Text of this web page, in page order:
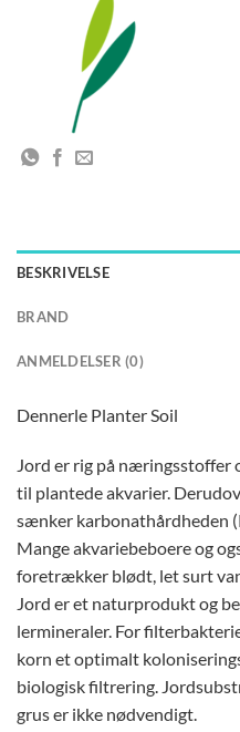
BESKRIVELSE
BRAND
ANMELDELSER (0)
Dennerle Planter Soil
Jord er rig på næringsstoffer
til plantede akvarier.
sænker karbonathårdheden
Mange akvariebeboere og
foretrækker blødt, let surt
Jord er et naturprodukt og
lermineraler. For
korn et optimalt
biologisk filtrering.
grus er ikke nødvendigt.